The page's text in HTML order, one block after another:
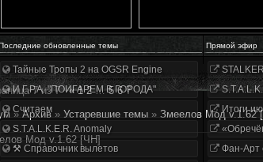
обновленные темы Прямой эфир
Тайные Тропы 2 на OGSR Engine
И.Г.Р.А. "ПОИГАРЕМ В ГОРОДА"
Считаем
S.T.A.L.K.E.R. Anomaly
⚒ Справочник вылетов
Итоги
Фан-Арт
7из7 « 1 2 … 5 6 7
» Архив » Устаревшие темы » Змеелов Мод v.1.62
Мод v.1.62 [ЧН]